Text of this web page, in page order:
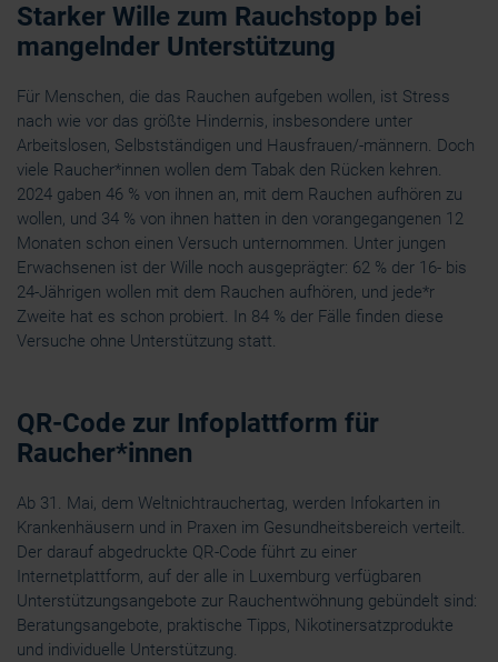
Starker Wille zum Rauchstopp bei
mangelnder Unterstützung
Für Menschen, die das Rauchen aufgeben wollen, ist Stress
nach wie vor das größte Hindernis, insbesondere unter
Arbeitslosen, Selbstständigen und Hausfrauen/-männern. Doch
viele Raucher*innen wollen dem Tabak den Rücken kehren.
2024 gaben 46 % von ihnen an, mit dem Rauchen aufhören zu
wollen, und 34 % von ihnen hatten in den vorangegangenen 12
Monaten schon einen Versuch unternommen. Unter jungen
Erwachsenen ist der Wille noch ausgeprägter: 62 % der 16- bis
24-Jährigen wollen mit dem Rauchen aufhören, und jede*r
Zweite hat es schon probiert. In 84 % der Fälle finden diese
Versuche ohne Unterstützung statt.
QR-Code zur Infoplattform für
Raucher*innen
Ab 31. Mai, dem Weltnichtrauchertag, werden Infokarten in
Krankenhäusern und in Praxen im Gesundheitsbereich verteilt.
Der darauf abgedruckte QR-Code führt zu einer
Internetplattform, auf der alle in Luxemburg verfügbaren
Unterstützungsangebote zur Rauchentwöhnung gebündelt sind:
Beratungsangebote, praktische Tipps, Nikotinersatzprodukte
und individuelle Unterstützung.